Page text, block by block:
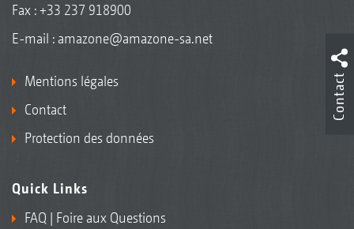
Fax : +33 237 918900
E-mail : amazone@amazone-sa.net
Mentions légales
Contact
Protection des données
Quick Links
FAQ | Foire aux Questions
Contact